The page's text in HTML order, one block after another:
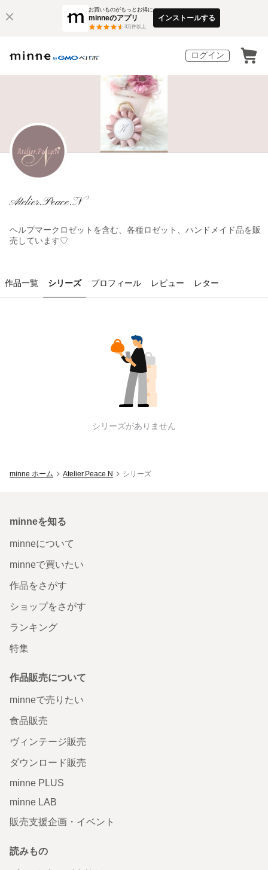
お買いものがもっとお得に
minneのアプリ
3万件以上
インストールする
ログイン
Atelier.Peace.N
ヘルプマークロゼットを含む、各種ロゼット、ハンドメイド品を販
売しています♡
作品一覧 シリーズ プロフィール レビュー レター
Atelier.Peace.Nのシリーズ一覧
シリーズがありません
minne ホーム Atelier.Peace.N シリーズ
minneを知る
minneについて
minneで買いたい
作品をさがす
ショップをさがす
ランキング
特集
作品販売について
minneで売りたい
食品販売
ヴィンテージ販売
ダウンロード販売
minne PLUS
minne LAB
販売支援企画・イベント
読みもの